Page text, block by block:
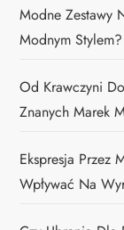
Modne Zestawy
Modnym Stylem?
Od Krawczyni
Znanych Marek
Ekspresja Przez
Wpływać Na